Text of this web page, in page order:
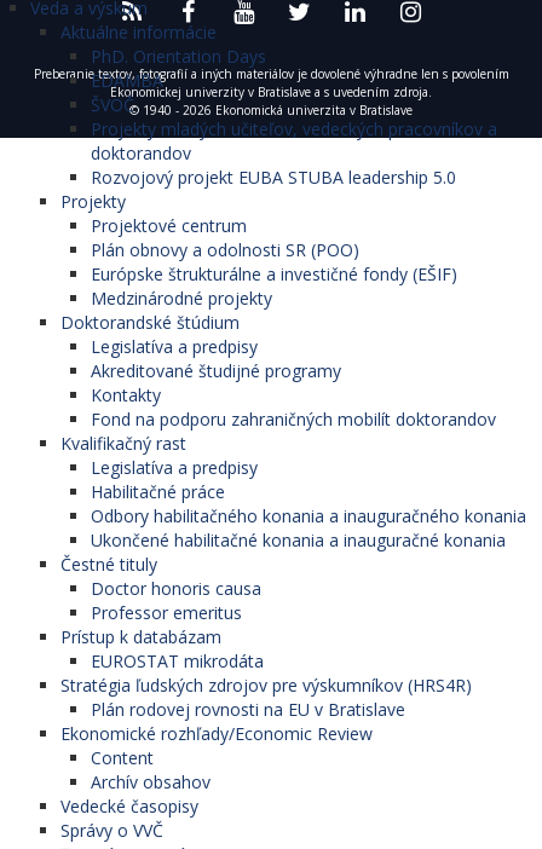
Veda a výskum
Aktuálne informácie
PhD. Orientation Days
EDAMBA
ŠVOČ
Projekty mladých učiteľov, vedeckých pracovníkov a
doktorandov
Rozvojový projekt EUBA STUBA leadership 5.0
Projekty
Projektové centrum
Plán obnovy a odolnosti SR (POO)
Európske štrukturálne a investičné fondy (EŠIF)
Medzinárodné projekty
Doktorandské štúdium
Legislatíva a predpisy
Akreditované študijné programy
Kontakty
Fond na podporu zahraničných mobilít doktorandov
Kvalifikačný rast
Legislatíva a predpisy
Habilitačné práce
Odbory habilitačného konania a inauguračného konania
Ukončené habilitačné konania a inauguračné konania
Čestné tituly
Doctor honoris causa
Professor emeritus
Prístup k databázam
EUROSTAT mikrodáta
Stratégia ľudských zdrojov pre výskumníkov (HRS4R)
Plán rodovej rovnosti na EU v Bratislave
Ekonomické rozhľady/Economic Review
Content
Archív obsahov
Vedecké časopisy
Správy o VVČ
Preberanie textov, fotografií a iných materiálov je dovolené výhradne len s povolením
Ekonomickej univerzity v Bratislave a s uvedením zdroja.
© 1940 - 2026 Ekonomická univerzita v Bratislave